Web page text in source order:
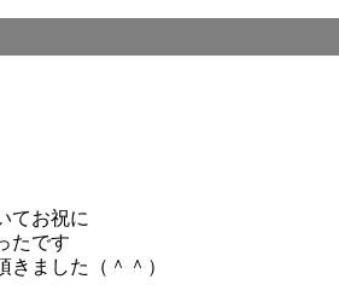
てお祝に
たです
ました（＾＾）